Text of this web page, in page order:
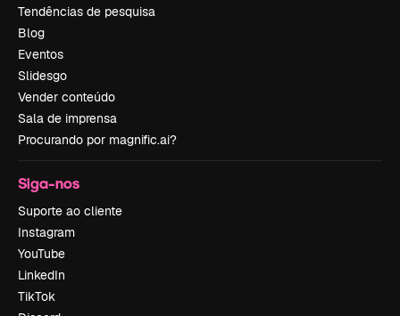
Tendências de pesquisa
Blog
Eventos
Slidesgo
Vender conteúdo
Sala de imprensa
Procurando por magnific.ai?
Siga-nos
Suporte ao cliente
Instagram
YouTube
LinkedIn
TikTok